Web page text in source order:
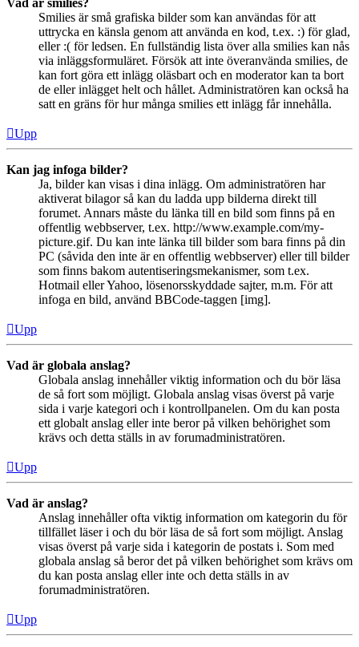
Vad är smilies?
Smilies är små grafiska bilder som kan användas för att
uttrycka en känsla genom att använda en kod, t.ex. :) för glad,
eller :( för ledsen. En fullständig lista över alla smilies kan nås
via inläggsformuläret. Försök att inte överanvända smilies, de
kan fort göra ett inlägg oläsbart och en moderator kan ta bort
de eller inlägget helt och hållet. Administratören kan också ha
satt en gräns för hur många smilies ett inlägg får innehålla.
Upp
Kan jag infoga bilder?
Ja, bilder kan visas i dina inlägg. Om administratören har
aktiverat bilagor så kan du ladda upp bilderna direkt till
forumet. Annars måste du länka till en bild som finns på en
offentlig webbserver, t.ex. http://www.example.com/my-
picture.gif. Du kan inte länka till bilder som bara finns på din
PC (såvida den inte är en offentlig webbserver) eller till bilder
som finns bakom autentiseringsmekanismer, som t.ex.
Hotmail eller Yahoo, lösenorsskyddade sajter, m.m. För att
infoga en bild, använd BBCode-taggen [img].
Upp
Vad är globala anslag?
Globala anslag innehåller viktig information och du bör läsa
de så fort som möjligt. Globala anslag visas överst på varje
sida i varje kategori och i kontrollpanelen. Om du kan posta
ett globalt anslag eller inte beror på vilken behörighet som
krävs och detta ställs in av forumadministratören.
Upp
Vad är anslag?
Anslag innehåller ofta viktig information om kategorin du för
tillfället läser i och du bör läsa de så fort som möjligt. Anslag
visas överst på varje sida i kategorin de postats i. Som med
globala anslag så beror det på vilken behörighet som krävs om
du kan posta anslag eller inte och detta ställs in av
forumadministratören.
Upp